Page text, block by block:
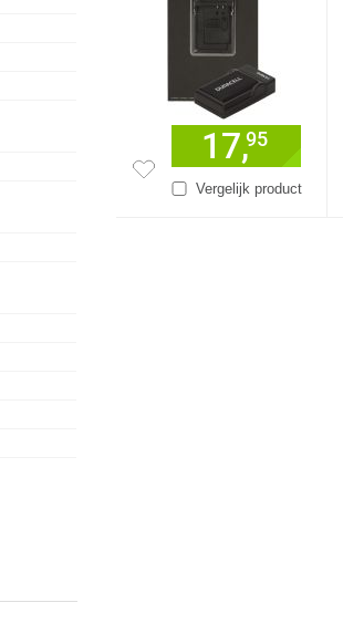
Vergelijk product
17,95